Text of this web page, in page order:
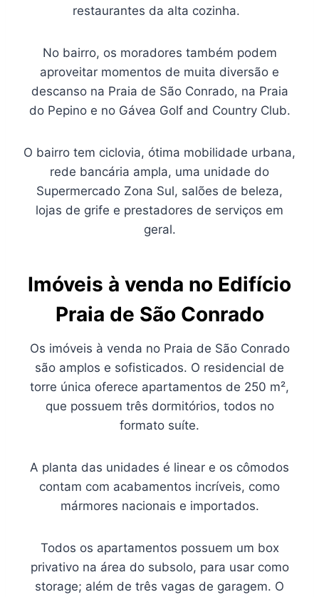
restaurantes da alta cozinha.
No bairro, os moradores também podem
aproveitar momentos de muita diversão e
descanso na Praia de São Conrado, na Praia
do Pepino e no Gávea Golf and Country Club.
O bairro tem ciclovia, ótima mobilidade urbana,
rede bancária ampla, uma unidade do
Supermercado Zona Sul, salões de beleza,
lojas de grife e prestadores de serviços em
geral.
Imóveis à venda no Edifício
Praia de São Conrado
Os imóveis à venda no Praia de São Conrado
são amplos e sofisticados. O residencial de
torre única oferece apartamentos de 250 m²,
que possuem três dormitórios, todos no
formato suíte.
A planta das unidades é linear e os cômodos
contam com acabamentos incríveis, como
mármores nacionais e importados.
Todos os apartamentos possuem um box
privativo na área do subsolo, para usar como
storage; além de três vagas de garagem. O